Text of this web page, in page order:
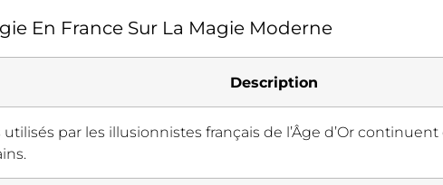
En France Sur La Magie Moderne
Description
par les illusionnistes français de l’Âge d’Or